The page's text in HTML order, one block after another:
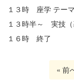
１３時 座学 テー
１３時半～ 実技（
１６時 終了
« 前